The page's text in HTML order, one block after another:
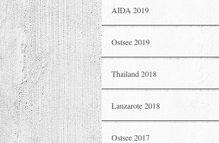
AIDA 2019
Ostsee 2019
Thailand 2018
Lanzarote 2018
Ostsee 2017